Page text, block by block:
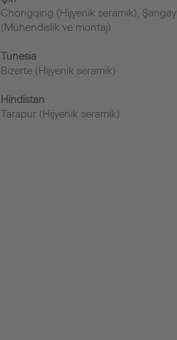
Chongqing (Hijyenik seramik), Şangay
(Mühendislik ve montaj)
Tunesia
Bizerte (Hijyenik seramik)
Hindistan
Tarapur (Hijyenik seramik)